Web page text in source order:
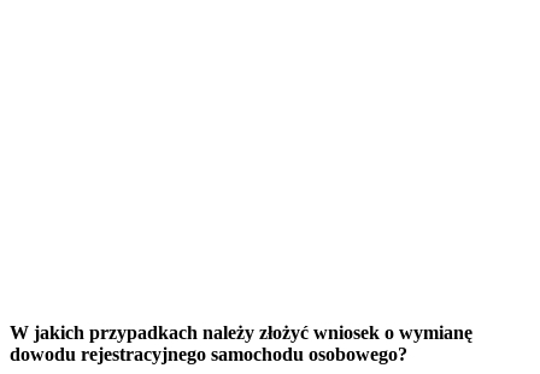
W jakich przypadkach należy złożyć wniosek o wymianę
dowodu rejestracyjnego samochodu osobowego?